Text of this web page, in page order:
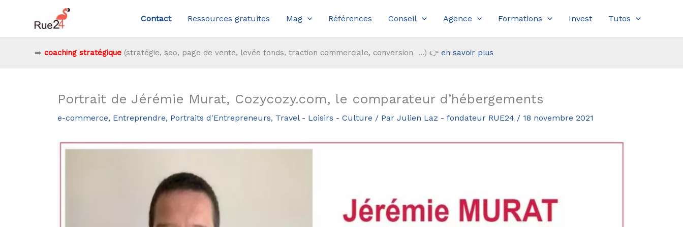
contenu
Contact Ressources gratuites Mag Références Conseil Agence Formations Invest Tutos
➡️ coaching stratégique(stratégie, seo, page de vente, levée fonds, traction commerciale, conversion ...) 👉 en savoir plus
Portrait de Jérémie Murat, Cozycozy.com, le comparateur d’hébergements
e-commerce, Entreprendre, Portraits d'Entrepreneurs, Travel - Loisirs - Culture / Par Julien Laz - fondateur RUE24 / 18 novembre 2021